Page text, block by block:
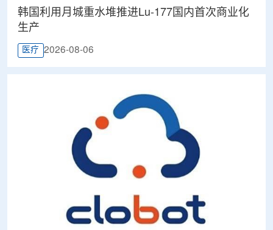
韩国利用月城重水堆推进Lu-177国内首次商业化
生产
医疗 2026-08-06